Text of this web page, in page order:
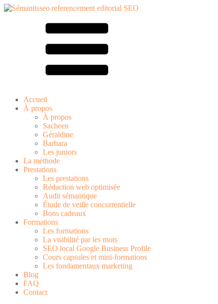
Accueil
À propos
À propos
Sacheen
Géraldine
Barbara
Les juniors
La méthode
Prestations
Les prestations
Rédaction web optimisée
Audit sémantique
Étude de veille concurrentielle
Bons cadeaux
Formations
Les formations
La visibilité par les mots
SEO local Google Business Profile
Cours capsules et mini-formations
Les fondamentaux marketing
Blog
FAQ
Contact